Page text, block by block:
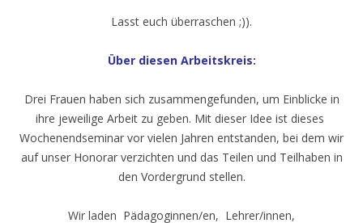
Lasst euch überraschen ;)).
Über diesen Arbeitskreis:
Drei Frauen haben sich zusammengefunden, um Einblicke in
ihre jeweilige Arbeit zu geben. Mit dieser Idee ist dieses
Wochenendseminar vor vielen Jahren entstanden, bei dem wir
auf unser Honorar verzichten und das Teilen und Teilhaben in
den Vordergrund stellen.
Wir laden Pädagoginnen/en, Lehrer/innen,